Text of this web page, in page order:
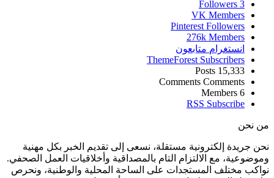
3
Followers
VK Members
Pinterest Followers
276k Members
انستغرام متابعون
ThemeForest Subscribers
15,333
Posts
Comments Comments
6
Members
RSS Subscribe
من نحن
نحن جريدة إلكترونية مستقلة، نسعى إلى تقديم الخبر بكل مهنية
وموضوعية، مع الالتزام التام بالمصداقية وأخلاقيات العمل الصحفي.
نواكب مختلف المستجدات على الساحة المحلية والوطنية، ونحرص